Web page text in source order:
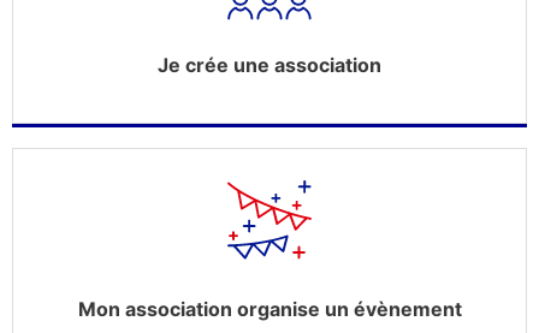
Je crée une association
Mon association organise un évènement